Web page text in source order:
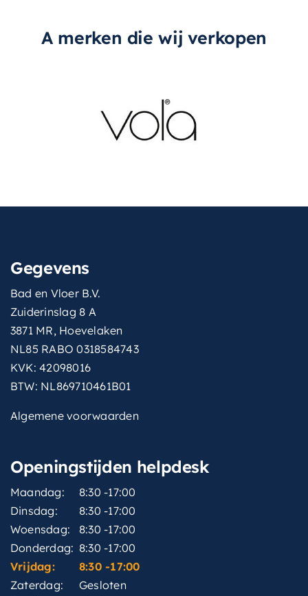
A merken die wij verkopen
Gegevens
Bad en Vloer B.V.
Zuiderinslag 8 A
3871 MR, Hoevelaken
NL85 RABO 0318584743
KVK: 42098016
BTW: NL869710461B01
Algemene voorwaarden
Openingstijden helpdesk
Maandag:
8:30 -17:00
Dinsdag:
8:30 -17:00
Woensdag:
8:30 -17:00
Donderdag: 8:30 -17:00
Vrijdag:
8:30 -17:00
Zaterdag:
Gesloten